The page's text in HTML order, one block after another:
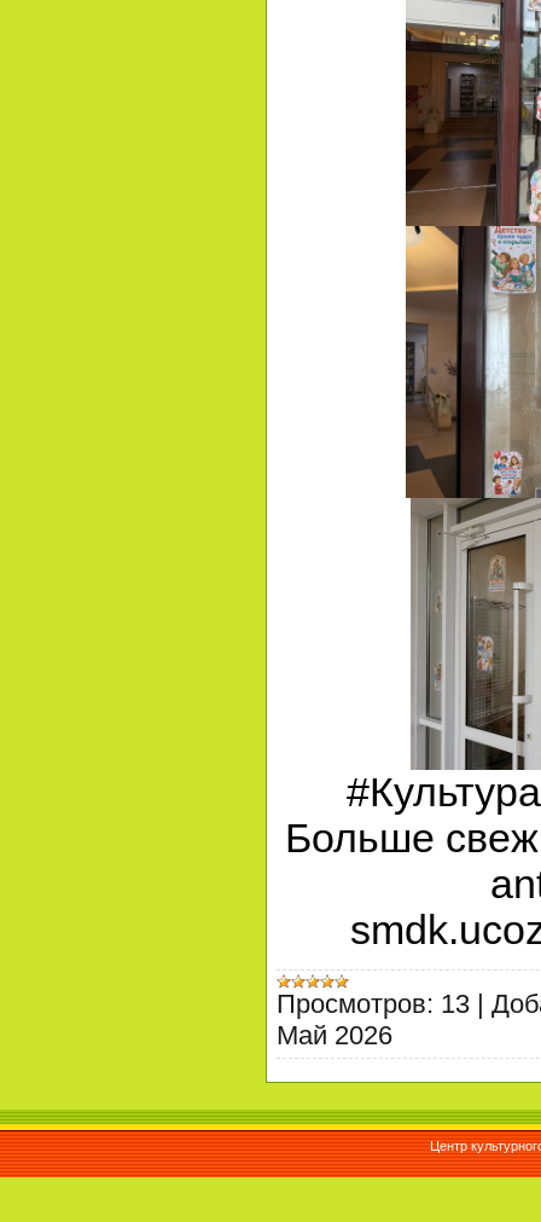
Больше
Просмотров: 13 |
Май 2026
Центр